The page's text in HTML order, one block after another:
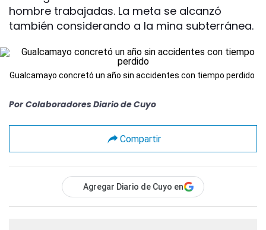
hombre trabajadas. La meta se alcanzó
también considerando a la mina subterránea.
Gualcamayo concretó un año sin accidentes con tiempo perdido
Por Colaboradores Diario de Cuyo
Compartir
Agregar Diario de Cuyo en